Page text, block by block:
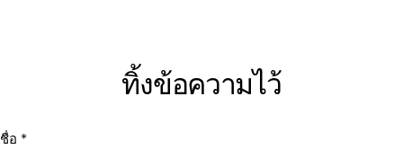
ทิ้งข้อความไว้
ชื่อ *